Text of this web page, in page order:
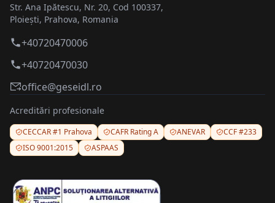
Str. Ana Ipătescu, Nr. 20, Cod 100337,
Ploiești, Prahova, Romania
+40720470006
+40720470030
office@geseidl.ro
Acreditări profesionale
CECCAR #1 Prahova CAFR Rating A ANEVAR
CCF #233
ISO 9001:2015
ASPAAS